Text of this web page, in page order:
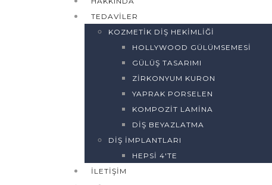
TEDAVILER
KOZMETIK DIŞ HEKIMLIĞI
HOLLYWOOD GÜLÜMSEMESI
GÜLÜŞ TASARIMI
ZIRKONYUM KURON
YAPRAK PORSELEN
KOMPOZIT LAMINA
DIŞ BEYAZLATMA
DIŞ İMPLANTLARI
HEPSI 4'TE
İLETIŞIM